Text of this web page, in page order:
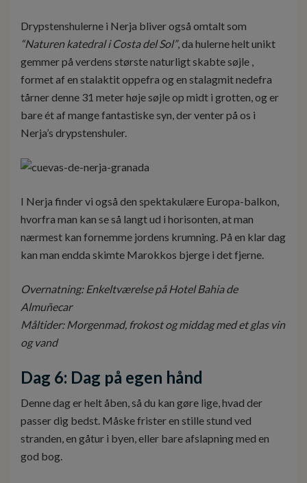
Drypstenshulerne i Nerja bliver også omtalt som
“Naturen katedral i Costa del Sol”, da hulerne helt unikt
gemmer på verdens største naturligt skabte søjle ,
formet af en stalaktit oppefra og en stalagmit nedefra
tårner denne 31 meter høje søjle op midt i grotten, og er
bare ét af mange fantastiske syn, der venter på os i
Nerja’s drypstenshuler.
I Nerja finder vi også den spektakulære Europa-balkon,
hvorfra man kan se så langt ud i horisonten, at man
nærmest kan fornemme jordens krumning. På en klar dag
kan man endda skimte Marokkos bjerge i det fjerne.
Overnatning: Enkeltværelse på Hotel Bahia de
Almuñecar
Måltider: Morgenmad, frokost og middag med et glas vin
og vand
Dag 6: Dag på egen hånd
Denne dag er helt åben, så du kan gøre lige, hvad der
passer dig bedst. Måske frister en stille stund ved
stranden, en gåtur i byen, eller bare afslapning med en
god bog.